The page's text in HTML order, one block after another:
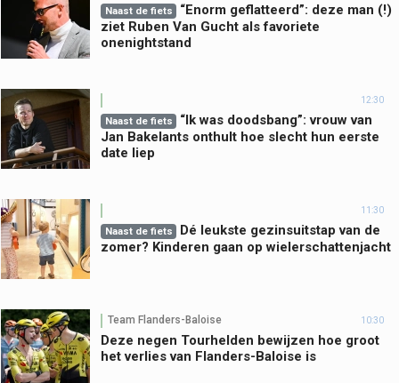
Naast de fiets
“Enorm geflatteerd”: deze man (!)
ziet Ruben Van Gucht als favoriete
onenightstand
12:30
Naast de fiets
“Ik was doodsbang”: vrouw van
Jan Bakelants onthult hoe slecht hun eerste
date liep
11:30
Naast de fiets
Dé leukste gezinsuitstap van de
zomer? Kinderen gaan op wielerschattenjacht
Team Flanders-Baloise 10:30
Deze negen Tourhelden bewijzen hoe groot
het verlies van Flanders-Baloise is